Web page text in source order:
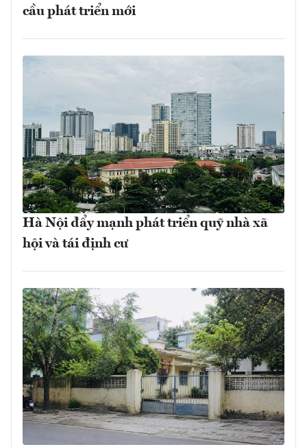
cầu phát triển mới
Hà Nội đẩy mạnh phát triển quỹ nhà xã
hội và tái định cư